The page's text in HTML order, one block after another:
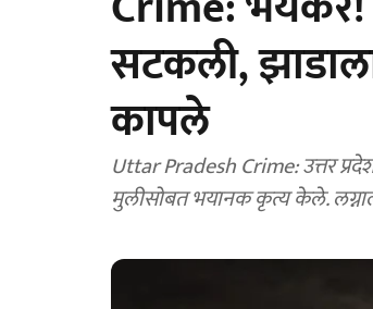
सटकली,
कापले
Uttar Pradesh Crime: उत्तर
मुलीसोबत भयानक कृत्य केले.